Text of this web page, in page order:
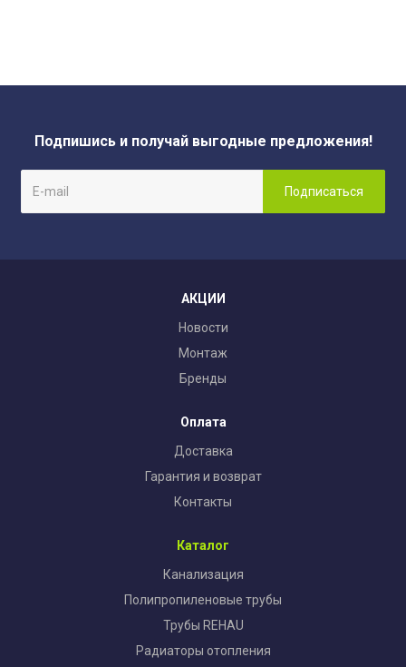
Подпишись и получай выгодные предложения!
АКЦИИ
Новости
Монтаж
Бренды
Оплата
Доставка
Гарантия и возврат
Контакты
Каталог
Канализация
Полипропиленовые трубы
Трубы REHAU
Радиаторы отопления